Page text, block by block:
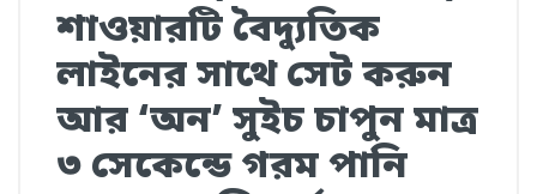
শাওয়ারটি বৈদ্যুতিক
লাইনের সাথে সেট করুন
আর ‘অন’ সুইচ চাপুন মাত্র
৩ সেকেন্ডে গরম পানি